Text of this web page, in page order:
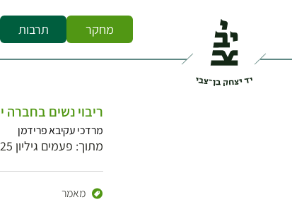
מחקר תרבות
ריבוי נשים
מרדכי עקיבא פרידמן
מתוך: פעמים גיליון 25
מאמר